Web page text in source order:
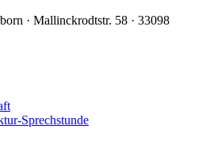
· Mallinckrodtstr. 58 · 33098
Sprechstunde